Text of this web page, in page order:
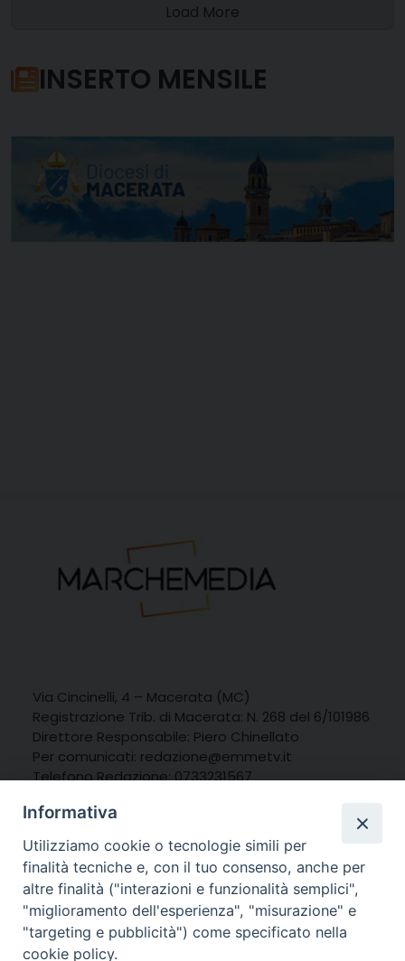
Load More
INSERTO MENSILE
Via Cincinelli, 4 – Macerata (MC)
Registrazione Trib. di Macerata: N. 268 del 6/101986
Direttore Responsabile: Piero Chinellato
Per comunicati: redazione@emmetv.it
Telefono Redazione: 0733231567
Informativa
Utilizziamo cookie o tecnologie simili per
finalità tecniche e, con il tuo consenso, anche per
altre finalità ("interazioni e funzionalità semplici",
"miglioramento dell'esperienza", "misurazione" e
"targeting e pubblicità") come specificato nella
cookie policy.